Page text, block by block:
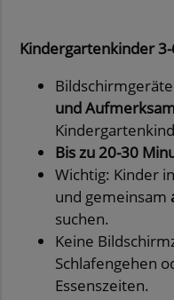
Kindergartenkinder 3-
und
Bis zu 20-30
Wichtig: Kinder
und gemeinsam
suchen.
Keine
Schlafengehen
Essenszeiten.